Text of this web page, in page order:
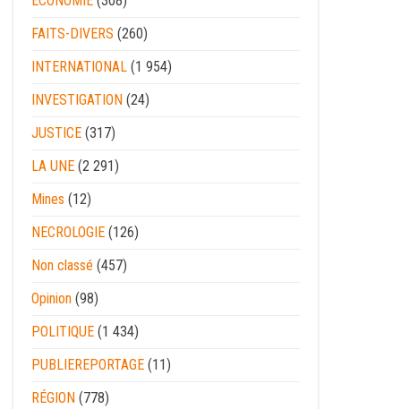
FAITS-DIVERS (260)
INTERNATIONAL (1 954)
INVESTIGATION (24)
JUSTICE (317)
LA UNE (2 291)
Mines (12)
NECROLOGIE (126)
Non classé (457)
Opinion (98)
POLITIQUE (1 434)
PUBLIEREPORTAGE (11)
RÉGION (778)